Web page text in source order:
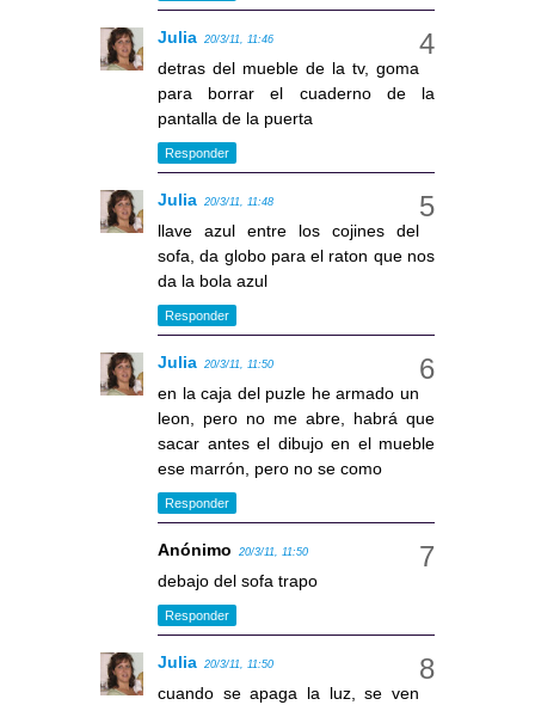
Julia 20/3/11, 11:46
detras del mueble de la tv, goma
para borrar el cuaderno de la
pantalla de la puerta
Responder
Julia 20/3/11, 11:48
llave azul entre los cojines del
sofa, da globo para el raton que nos
da la bola azul
Responder
Julia 20/3/11, 11:50
en la caja del puzle he armado un
leon, pero no me abre, habrá que
sacar antes el dibujo en el mueble
ese marrón, pero no se como
Responder
Anónimo 20/3/11, 11:50
debajo del sofa trapo
Responder
Julia 20/3/11, 11:50
cuando se apaga la luz, se ven